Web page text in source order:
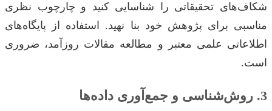
شکاف‌های تحقیقاتی را شناسایی کنید و چارچوب نظری
مناسبی برای پژوهش خود بنا نهید. استفاده از پایگاه‌های
اطلاعاتی علمی معتبر و مطالعه مقالات روزآمد، ضروری
است.
3. روش‌شناسی و جمع‌آوری داده‌ها